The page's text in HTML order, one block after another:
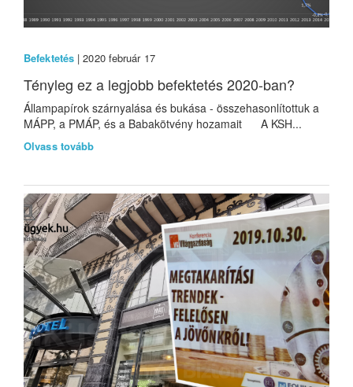
Befektetés | 2020 február 17
Tényleg ez a legjobb befektetés 2020-ban?
Állampapírok szárnyalása és bukása - összehasonlítottuk a
MÁPP, a PMÁP, és a Babakötvény hozamait A KSH...
Olvass tovább